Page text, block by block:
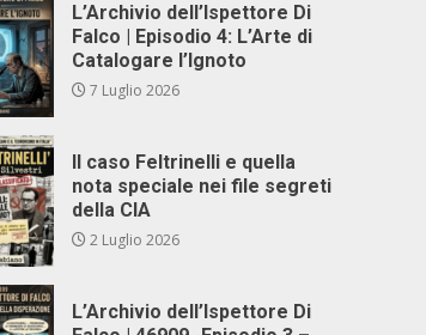
L’Archivio dell’Ispettore Di
Falco | Episodio 4: L’Arte di
Catalogare l’Ignoto
7 Luglio 2026
Il caso Feltrinelli e quella
nota speciale nei file segreti
della CIA
2 Luglio 2026
L’Archivio dell’Ispettore Di